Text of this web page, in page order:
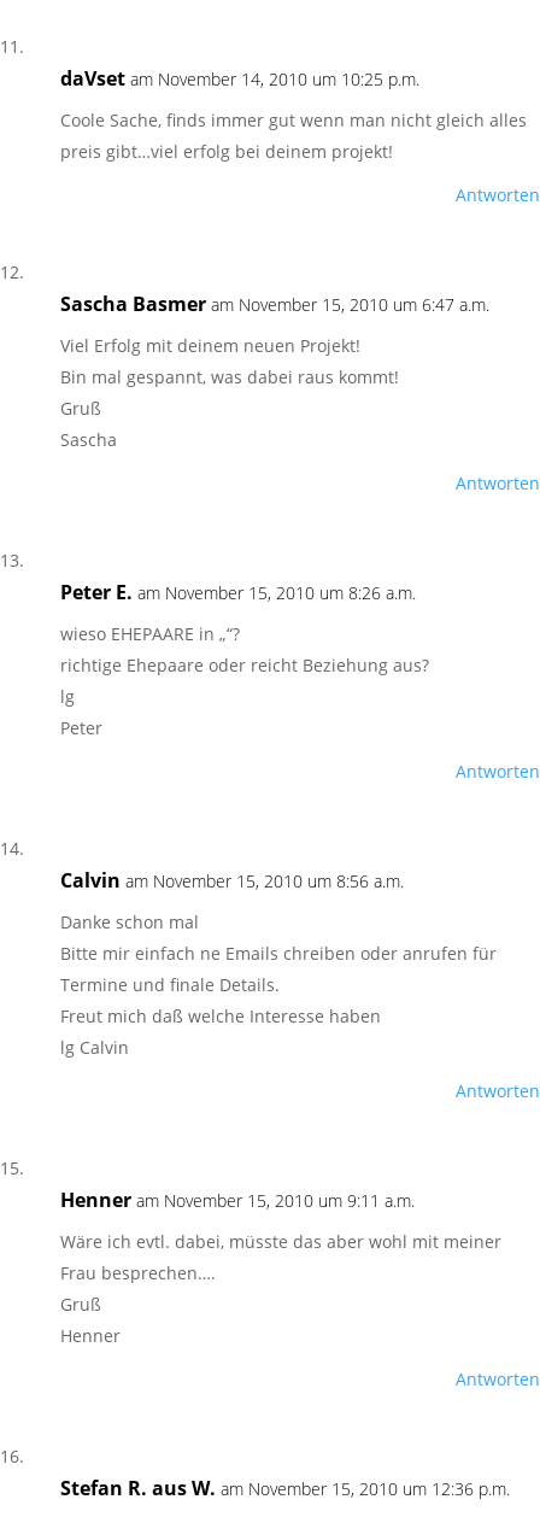
daVset am November 14, 2010 um 10:25 p.m.
Coole Sache, finds immer gut wenn man nicht gleich alles
preis gibt…viel erfolg bei deinem projekt!
Antworten
Sascha Basmer am November 15, 2010 um 6:47 a.m.
Viel Erfolg mit deinem neuen Projekt!
Bin mal gespannt, was dabei raus kommt!
Gruß
Sascha
Antworten
Peter E. am November 15, 2010 um 8:26 a.m.
wieso EHEPAARE in „“?
richtige Ehepaare oder reicht Beziehung aus?
lg
Peter
Antworten
Calvin am November 15, 2010 um 8:56 a.m.
Danke schon mal
Bitte mir einfach ne Emails chreiben oder anrufen für
Termine und finale Details.
Freut mich daß welche Interesse haben
lg Calvin
Antworten
Henner am November 15, 2010 um 9:11 a.m.
Wäre ich evtl. dabei, müsste das aber wohl mit meiner
Frau besprechen….
Gruß
Henner
Antworten
Stefan R. aus W. am November 15, 2010 um 12:36 p.m.